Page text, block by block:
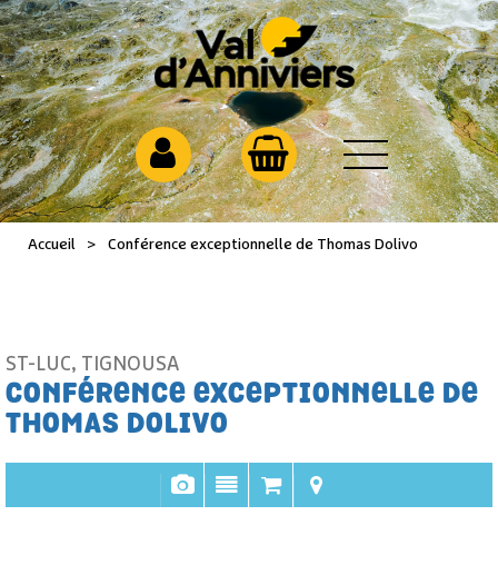
Accueil > Conférence exceptionnelle de Thomas Dolivo
CONFÉRENCE EXCEPTIONNELLE DE
THOMAS DOLIVO
ST-LUC, TIGNOUSA